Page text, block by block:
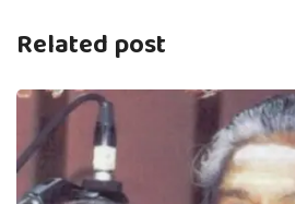
Related post